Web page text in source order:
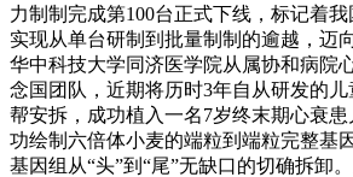
力制制完成第100台正式下线，标记着
实现从单台研制到批量制制的逾越，迈
华中科技大学同济医学院从属协和病院
念国团队，近期将历时3年自从研发的
帮安拆，成功植入一名7岁终末期心衰
功绘制六倍体小麦的端粒到端粒完整基
基因组从“头”到“尾”无缺口的切确拆卸